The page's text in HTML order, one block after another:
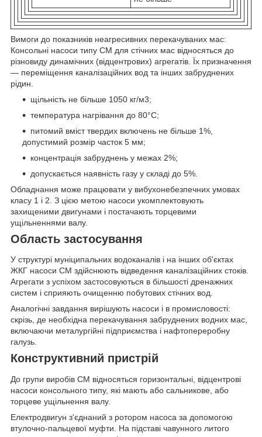
Вимоги до показників неагресивних перекачуваних мас:
Консольні насоси типу СМ для стічних мас відносяться до
різновиду динамічних (відцентрових) агрегатів. Їх призначення
— переміщення каналізаційних вод та інших забруднених
рідин.
щільність не більше 1050 кг/м3;
температура нагрівання до 80°С;
питомий вміст твердих включень не більше 1%,
допустимий розмір часток 5 мм;
концентрація забруднень у межах 2%;
допускається наявність газу у складі до 5%.
Обладнання може працювати у вибухонебезпечних умовах
класу 1 і 2. З цією метою насоси укомплектовують
захищеними двигунами і постачають торцевими
ущільненнями валу.
Область застосування
У структурі муніципальних водоканалів і на інших об'єктах
ЖКГ насоси СМ здійснюють відведення каналізаційних стоків.
Агрегати з успіхом застосовуються в більшості дренажних
систем і сприяють очищенню побутових стічних вод.
Аналогічні завдання вирішують насоси і в промисловості:
скрізь, де необхідна перекачування забруднених водних мас,
включаючи металургійні підприємства і нафтопереробну
галузь.
Конструктивний пристрій
До групи виробів СМ відносяться горизонтальні, відцентрові
насоси консольного типу, які мають або сальникове, або
торцеве ущільнення валу.
Електродвигун з'єднаний з ротором насоса за допомогою
втулочно-пальцевої муфти. На підставі чавунного литого